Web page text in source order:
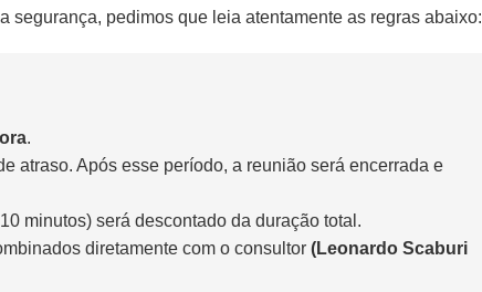
segurança, pedimos que leia atentamente as regras abaixo:
.
atraso. Após esse período, a reunião será encerrada e
minutos) será descontado da duração total.
diretamente com o consultor(Leonardo Scaburi